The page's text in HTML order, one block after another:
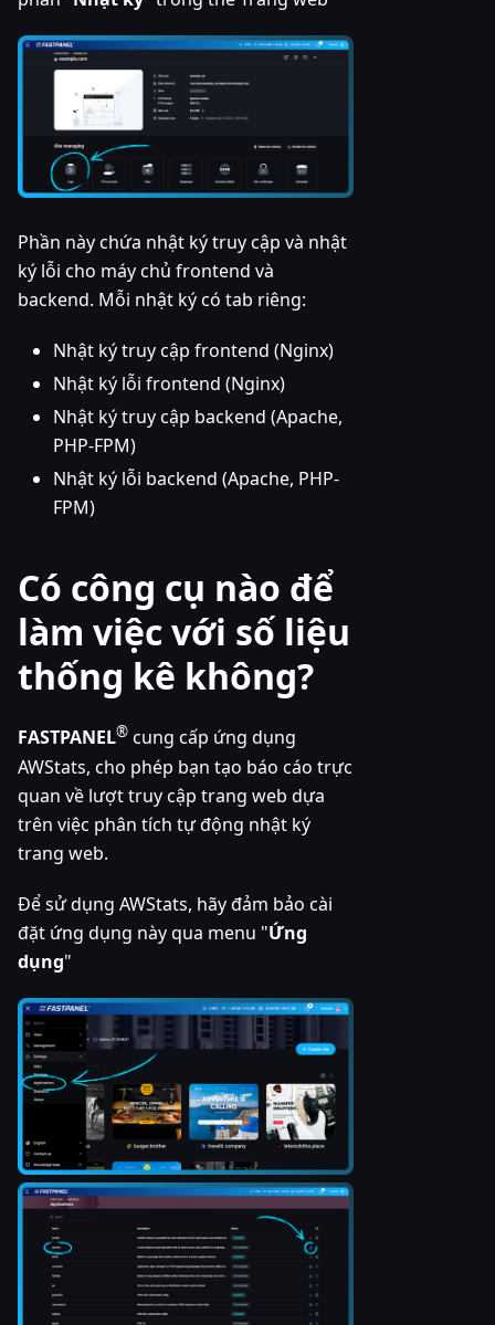
Phần này chứa nhật ký truy cập và nhật
ký lỗi cho máy chủ frontend và
backend. Mỗi nhật ký có tab riêng:
Nhật ký truy cập frontend (Nginx)
Nhật ký lỗi frontend (Nginx)
Nhật ký truy cập backend (Apache,
PHP-FPM)
Nhật ký lỗi backend (Apache, PHP-
FPM)
Có công cụ nào để
làm việc với số liệu
thống kê không?
FASTPANEL® cung cấp ứng dụng
AWStats, cho phép bạn tạo báo cáo trực
quan về lượt truy cập trang web dựa
trên việc phân tích tự động nhật ký
trang web.
Để sử dụng AWStats, hãy đảm bảo cài
đặt ứng dụng này qua menu "Ứng
dụng"